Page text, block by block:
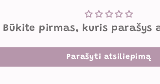
Būkite pirmas, kuris parašys
Parašyti atsiliepimą